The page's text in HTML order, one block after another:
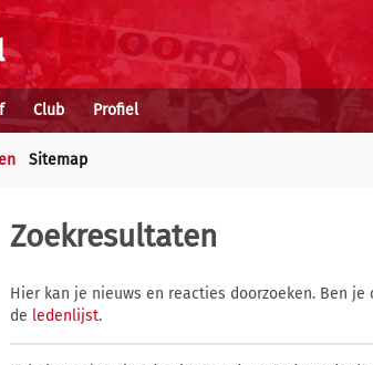
Club Profiel
Sitemap
Zoekresultaten
Hier kan je nieuws en reacties doorzoeken. Ben
de ledenlijst.